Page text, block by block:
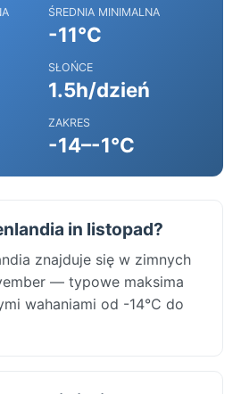
ŚREDNIA MINIMALNA
-11°C
SŁOŃCE
1.5h/dzień
ZAKRES
-14–-1°C
in listopad?
znajduje się w zimnych
— typowe maksima
wahaniami od -14°C do